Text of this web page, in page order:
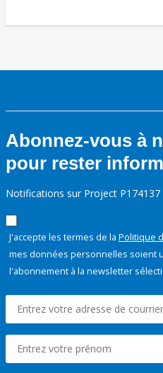
Abonnez-vous à
pour rester
Notifications sur Project P174137
J'accepte les termes de la Politique
mes données personnelles soient
l'abonnement à la newsletter